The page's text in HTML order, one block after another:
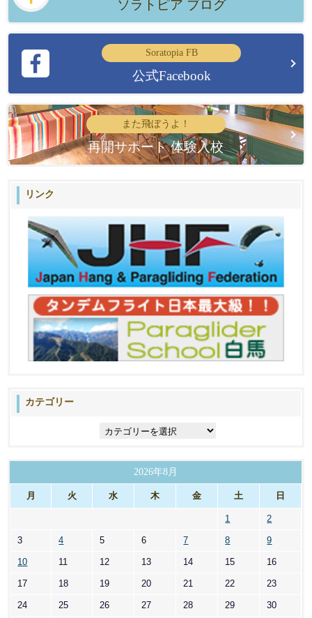
ソラトピア ブログ
Soratopia FB
公式Facebook
また飛ぼうよ！
再開サポート 体験入校
リンク
カテゴリー
ー
2026年8月
月 火 水 木 金 土 日
1 2
3 4 5 6 7 8 9
10 11 12 13 14 15 16
17 18 19 20 21 22 23
24 25 26 27 28 29 30